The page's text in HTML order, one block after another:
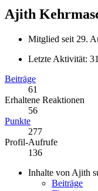
Ajith
Mitglied seit 29.
Letzte Aktivität:
Beiträge
61
Erhaltene Reaktionen
56
Punkte
277
Profil-Aufrufe
136
Inhalte von Ajith
Beiträge